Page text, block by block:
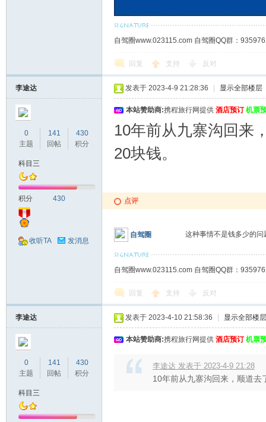
自驾圈www.023115.com 自驾圈QQ群：
回复 支持 反对
李途达
0
主题
141
回帖
430
积分
科目三
积分 430
收听TA 发消息
发表于 2023-4-9 21:28:36 显示全部楼层
本站赞助商:携程旅行网提供 酒店预订 机票
10年前从九寨沟回来
20块钱。
点评
自驾圈 这种事情不是钱多少的
自驾圈www.023115.com 自驾圈QQ群：
回复 支持 反对
李途达
0
主题
141
回帖
430
积分
科目三
发表于 2023-4-10 21:58:36 显示全部楼层
本站赞助商:携程旅行网提供 酒店预订 机票
李途达 发表于 2023-4-9 21:28
10年前从九寨沟回来，顺道